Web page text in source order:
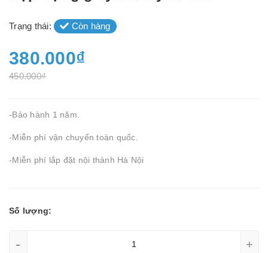
Trạng thái: Còn hàng
380.000₫
450.000₫
-Bảo hành 1 năm.
-Miễn phí vận chuyển toàn quốc.
-Miễn phí lắp đặt nội thành Hà Nội
Số lượng:
- +